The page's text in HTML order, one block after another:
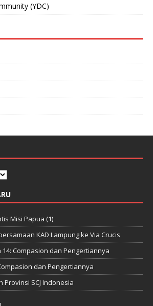
(YDC)
Misi Papua (1)
KAD Lampung ke Via Crucis
14: Compasion dan Pengertiannya
dan Pengertiannya
Provinsi SCJ Indonesia